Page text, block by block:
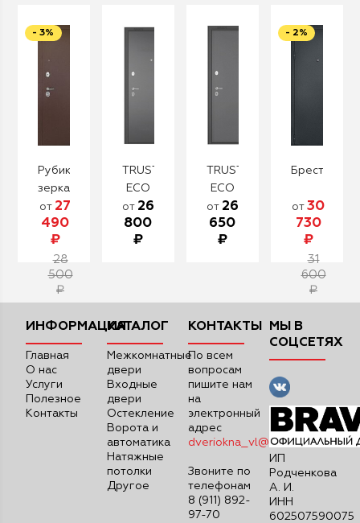
Рубикон
зеркало
(Сандал
белый)
от 27
490
₽
28
500
₽
- 3%
TRUST
ECO
301
(Е-136
Ларче
от 26
800
₽
TRUST
ECO
301
(Е-136
дуб
от 26
650
₽
Брест
от 30
730
₽
31
600
₽
- 2%
ИНФОРМАЦИЯ
Главная
О нас
Услуги
Полезное
Контакты
КАТАЛОГ
Межкомнатные
двери
Входные
двери
Остекление
Ворота и
автоматика
Натяжные
потолки
Другое
КОНТАКТЫ
По всем
вопросам
пишите нам
на
электронный
адрес
dveriokna_vl@mail.ru
Звоните по
телефонам
8 (911) 892-
97-70
МЫ В
СОЦСЕТЯХ
ИП
Родченкова
А. И.
ИНН
602507590075